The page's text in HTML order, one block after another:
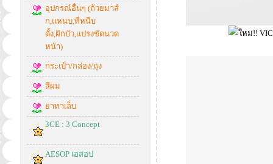
อุปกรณ์อื่นๆ (ถ้วยมาส์
ก,แหนบ,ที่หนีบ
ดั้ง,ฝักบัว,แปรงขัดนวด
หน้า)
กระเป๋า/กล่อง/ถุง
สีผม
ยาทาเล็บ
3CE : 3 Concept
AESOP เอสอป